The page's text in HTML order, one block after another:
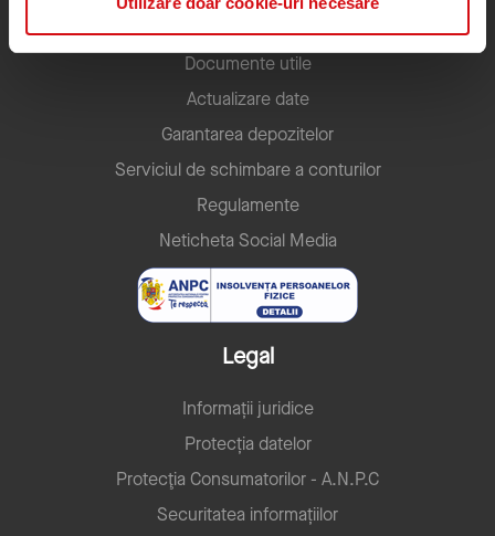
Condiții Generale de Afaceri
Documente utile
Actualizare date
Garantarea depozitelor
Serviciul de schimbare a conturilor
Regulamente
Neticheta Social Media
Legal
Informații juridice
Protecția datelor
Protecţia Consumatorilor - A.N.P.C
Securitatea informațiilor